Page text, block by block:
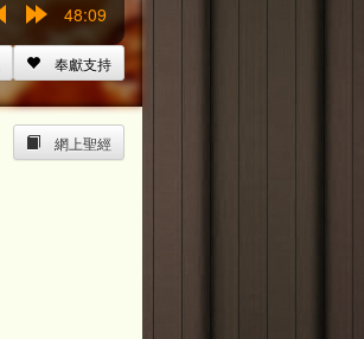
Forward
15s
48:09
奉獻支持
網上聖經